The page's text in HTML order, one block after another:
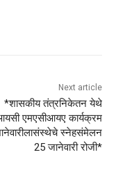
Next article
*शासकीय तंत्रनिकेतन येथे
एमएसीआयए कार्यक्रम
स्नेहसंमेलन
25 जानेवारी रोजी*